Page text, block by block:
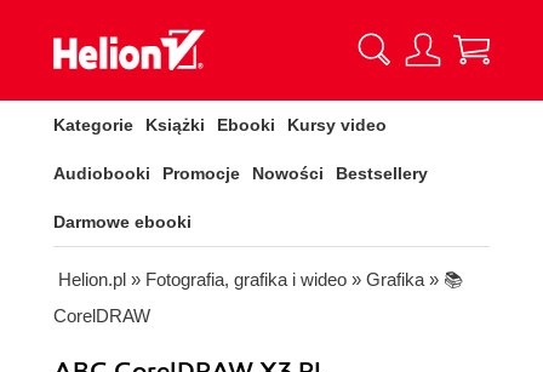
Kategorie Książki Ebooki Kursy video
Audiobooki Promocje Nowości Bestsellery
Darmowe ebooki
Helion.pl » Fotografia, grafika i wideo » Grafika » 📚
CorelDRAW